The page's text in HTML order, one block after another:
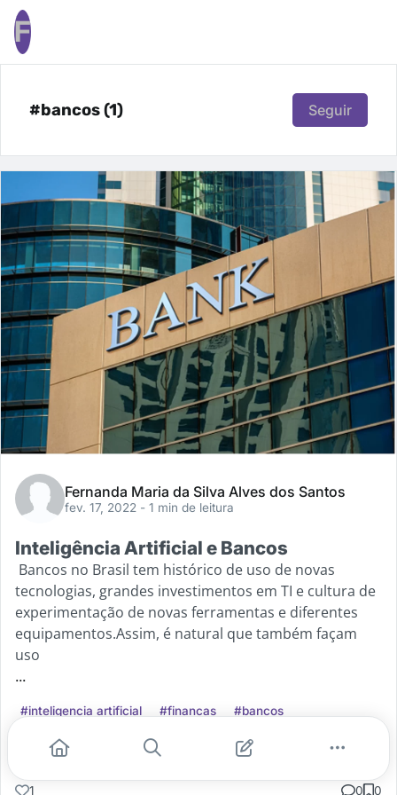
F
#bancos (1) Seguir
Fernanda Maria da Silva Alves dos Santos
fev. 17, 2022 - 1 min de leitura
Inteligência Artificial e Bancos
Bancos no Brasil tem histórico de uso de novas
tecnologias, grandes investimentos em TI e cultura de
experimentação de novas ferramentas e diferentes
equipamentos.Assim, é natural que também façam
uso
...
#inteligencia artificial #financas #bancos
Leia mais
1 0 0